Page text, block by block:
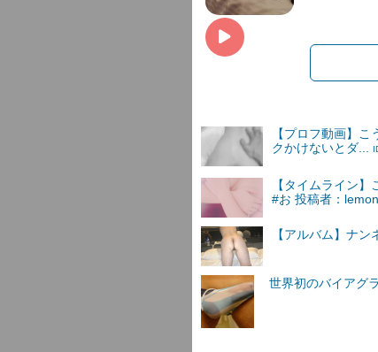
【プロフ動画】
クかけないとダ...
【タイムライン
#お 投稿者：
【アルバム】ナ